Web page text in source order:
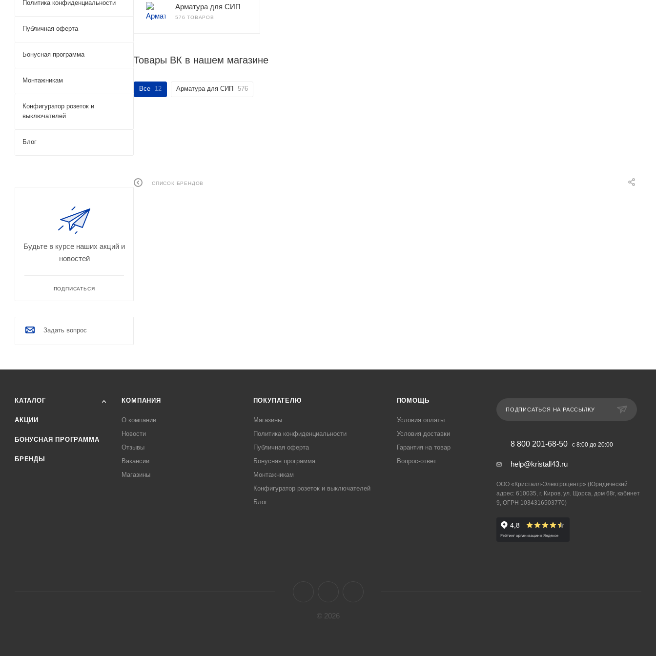
Арматура для СИП
576 ТОВАРОВ
Товары ВК в нашем магазине
Все 12 Арматура для СИП 576
СПИСОК БРЕНДОВ
Политика конфиденциальности
Публичная оферта
Бонусная программа
Монтажникам
Конфигуратор розеток и
выключателей
Блог
Будьте в курсе наших акций и
новостей
ПОДПИСАТЬСЯ
Задать вопрос
КАТАЛОГ
АКЦИИ
БОНУСНАЯ ПРОГРАММА
БРЕНДЫ
КОМПАНИЯ
О компании
Новости
Отзывы
Вакансии
Магазины
ПОКУПАТЕЛЮ
Магазины
Политика конфиденциальности
Публичная оферта
Бонусная программа
Монтажникам
Конфигуратор розеток и выключателей
Блог
ПОМОЩЬ
Условия оплаты
Условия доставки
Гарантия на товар
Вопрос-ответ
ПОДПИСАТЬСЯ НА РАССЫЛКУ
8 800 201-68-50 с 8:00 до 20:00
help@kristall43.ru
ООО «Кристалл-Электроцентр» (Юридический
адрес: 610035, г. Киров, ул. Щорса, дом 68г, кабинет
9, ОГРН 1034316503770)
© 2026